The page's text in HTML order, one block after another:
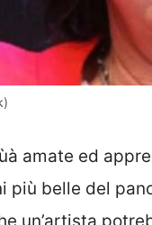
amate ed
più belle del
un’artista